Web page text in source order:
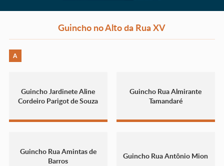
Guincho no Alto da Rua XV
A
Guincho Jardinete Aline
Cordeiro Parigot de Souza
Guincho Rua Almirante
Tamandaré
Guincho Rua Amintas de
Barros
Guincho Rua Antônio Mion